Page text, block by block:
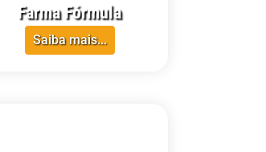
Farma Fórmula
Saiba mais...